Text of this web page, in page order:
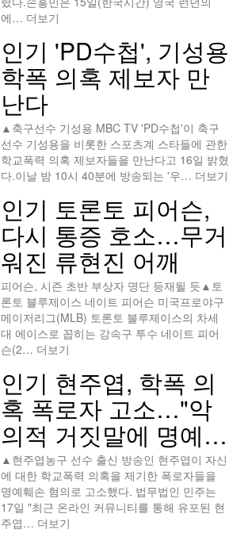
에… 더보기
인기 'PD수첩', 기성용
학폭 의혹 제보자 만
난다
▲축구선수 기성용 MBC TV 'PD수첩'이 축구
선수 기성용을 비롯한 스포츠계 스타들에 관한
학교폭력 의혹 제보자들을 만난다고 16일 밝혔
다.이날 밤 10시 40분에 방송되는 '우… 더보기
인기 토론토 피어슨,
다시 통증 호소…무거
워진 류현진 어깨
피어슨, 시즌 초반 부상자 명단 등재될 듯▲토
론토 블루제이스 네이트 피어슨 미국프로야구
메이저리그(MLB) 토론토 블루제이스의 차세
대 에이스로 꼽히는 강속구 투수 네이트 피어
슨(2… 더보기
인기 현주엽, 학폭 의
혹 폭로자 고소…"악
의적 거짓말에 명예…
▲현주엽농구 선수 출신 방송인 현주엽이 자신
에 대한 학교폭력 의혹을 제기한 폭로자들을
명예훼손 혐의로 고소했다. 법무법인 민주는
17일 "최근 온라인 커뮤니티를 통해 유포된 현
주엽… 더보기